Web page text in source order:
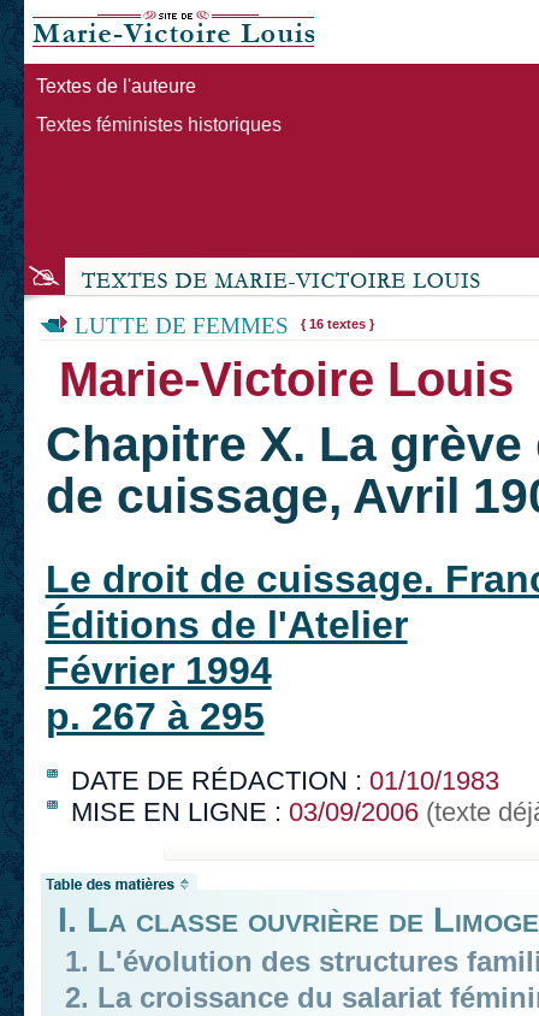
Textes de l'auteure
Textes féministes historiques
LUTTE DE FEMMES { 16 textes }
Marie-Victoire Louis
Chapitre X. La
de cuissage, Avril
Le droit de cuissage.
Éditions de l'Atelier
Février 1994
p. 267 à 295
DATE DE RÉDACTION : 01/10/1983
MISE EN LIGNE : 03/09/2006(texte
I. La classe ouvrière de
1. L'évolution des structures
2. La croissance du salariat